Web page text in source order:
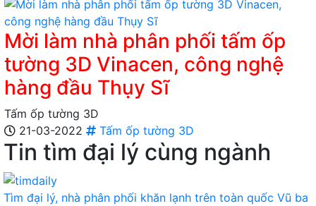
Mời làm nhà phân phối tấm ốp
tường 3D Vinacen, công nghệ
hàng đầu Thụy Sĩ
Tấm ốp tường 3D
21-03-2022
Tấm ốp tường 3D
Tin tìm đại lý cùng ngành
Tìm đại lý, nhà phân phối khăn lạnh trên toàn quốc Vũ ba